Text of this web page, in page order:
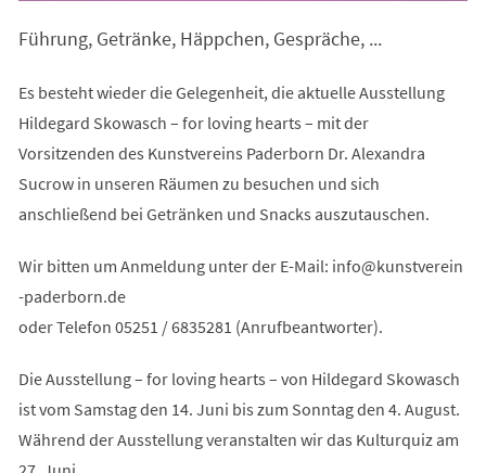
Führung, Getränke, Häppchen, Gespräche, ...
Es besteht wieder die Gelegenheit, die aktuelle Ausstellung
Hildegard Skowasch – for loving hearts – mit der
Vorsitzenden des Kunstvereins Paderborn Dr. Alexandra
Sucrow in unseren Räumen zu besuchen und sich
anschließend bei Getränken und Snacks auszutauschen.
Wir bitten um Anmeldung unter der E-Mail: info
kunstverein
-paderborn de
oder Telefon 05251 / 6835281 (Anrufbeantworter).
Die Ausstellung – for loving hearts – von Hildegard Skowasch
ist vom Samstag den 14. Juni bis zum Sonntag den 4. August.
Während der Ausstellung veranstalten wir das Kulturquiz am